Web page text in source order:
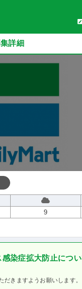
詳細
9
染症拡大防止につ
きますようお願いします。